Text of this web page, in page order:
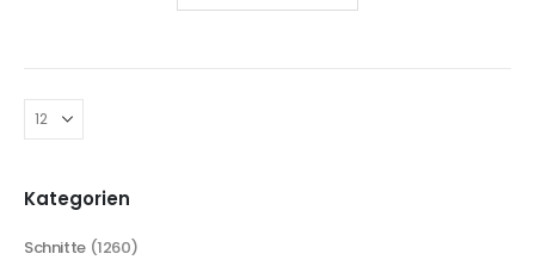
Kategorien
Schnitte (1260)